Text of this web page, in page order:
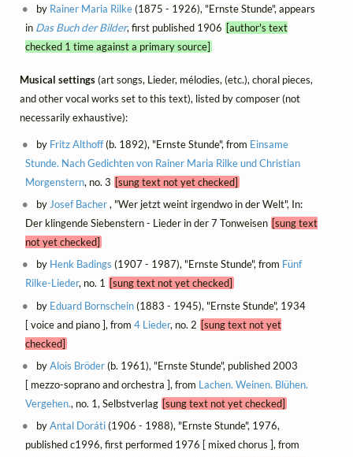
by Rainer Maria Rilke(1875 - 1926), "Ernste Stunde", appears
in Das Buch der Bilder, first published 1906 [author's text
checked 1 time against a primary source]
Musical settings(art songs, Lieder, mélodies, (etc.), choral pieces,
and other vocal works set to this text), listed by composer (not
necessarily exhaustive):
by Fritz Althoff(b. 1892), "Ernste Stunde", from Einsame
Stunde. Nach Gedichten von Rainer Maria Rilke und Christian
Morgenstern, no. 3 [sung text not yet checked]
byJosef Bacher, "Wer jetzt weint irgendwo in der Welt", In:
Der klingende Siebenstern - Lieder in der 7 Tonweisen [sung text
not yet checked]
by Henk Badings (1907 - 1987), "Ernste Stunde", from Fünf
Rilke-Lieder, no. 1 [sung text not yet checked]
by Eduard Bornschein(1883 - 1945), "Ernste Stunde", 1934
[ voice and piano ], from 4 Lieder, no. 2 [sung text not yet
checked]
byAlois Bröder(b. 1961), "Ernste Stunde", published 2003
[ mezzo-soprano and orchestra ], from Lachen. Weinen. Blühen.
Vergehen., no. 1, Selbstverlag [sung text not yet checked]
byAntal Doráti(1906 - 1988), "Ernste Stunde", 1976,
published c1996, first performed 1976 [ mixed chorus ], from